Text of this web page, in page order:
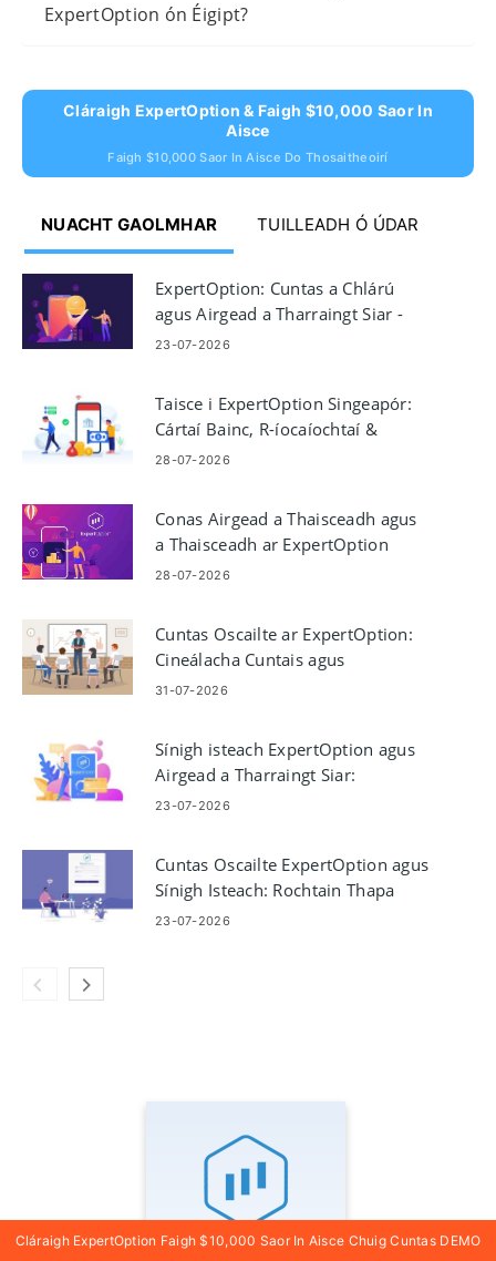
ExpertOption ón Éigipt?
Cláraigh ExpertOption & Faigh $10,000 Saor In
Aisce
Faigh $10,000 Saor In Aisce Do Thosaitheoirí
NUACHT GAOLMHAR TUILLEADH Ó ÚDAR
ExpertOption: Cuntas a Chlárú
agus Airgead a Tharraingt Siar -
Próiseas & Teorainneacha
23-07-2026
Taisce i ExpertOption Singeapór:
Cártaí Bainc, R-íocaíochtaí &
Crypto
28-07-2026
Conas Airgead a Thaisceadh agus
a Thaisceadh ar ExpertOption
28-07-2026
Cuntas Oscailte ar ExpertOption:
Cineálacha Cuntais agus
Céimeanna Socraithe
31-07-2026
Sínigh isteach ExpertOption agus
Airgead a Tharraingt Siar:
Céimeanna Logála Isteach &
23-07-2026
Cuntas Oscailte ExpertOption agus
Sínigh Isteach: Rochtain Thapa
Chuntas
23-07-2026
Cláraigh ExpertOption Faigh $10,000 Saor In Aisce Chuig Cuntas DEMO